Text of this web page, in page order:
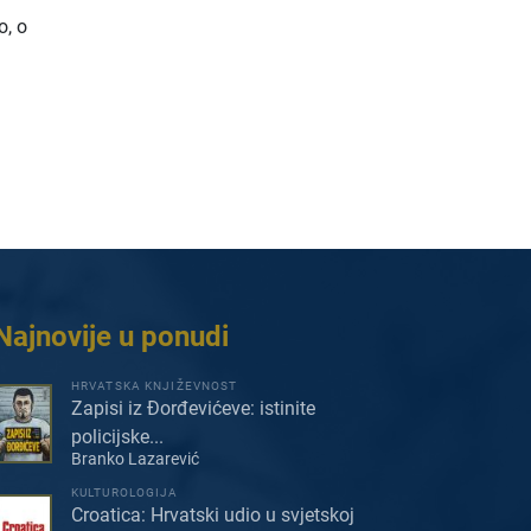
o
u ponudi
HRVATSKA KNJIŽEVNOST
Zapisi iz Đorđevićeve: istinite
policijske...
Branko Lazarević
KULTUROLOGIJA
Croatica: Hrvatski udio u svjetskoj